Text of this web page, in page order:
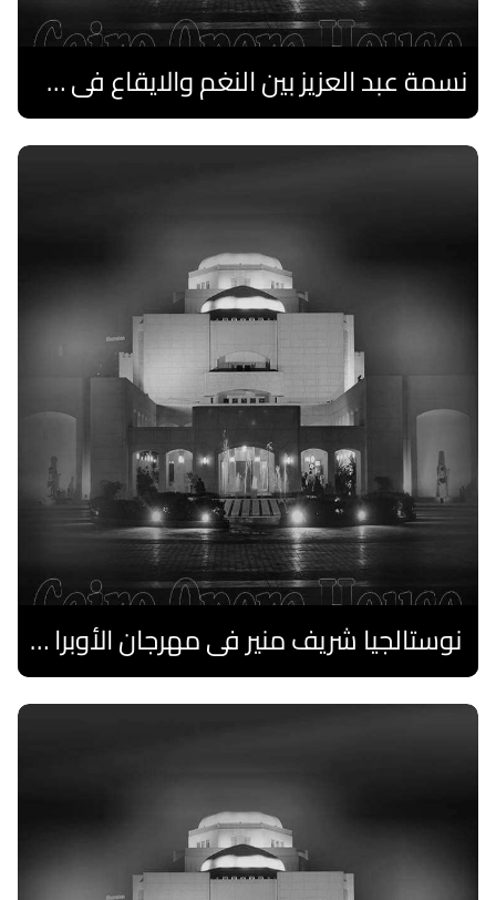
نسمة عبد العزيز بين النغم والايقاع فى صيف الأوبرا
اقرا المزيد
نوستالجيا شريف منير فى مهرجان الأوبرا الصيفى
اقرا المزيد